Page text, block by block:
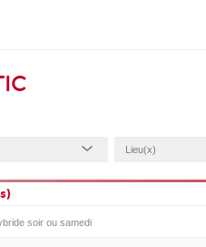
soir ou samedi